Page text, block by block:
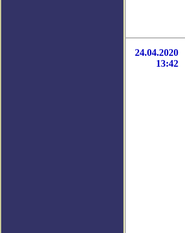
24.04.2020
13:42